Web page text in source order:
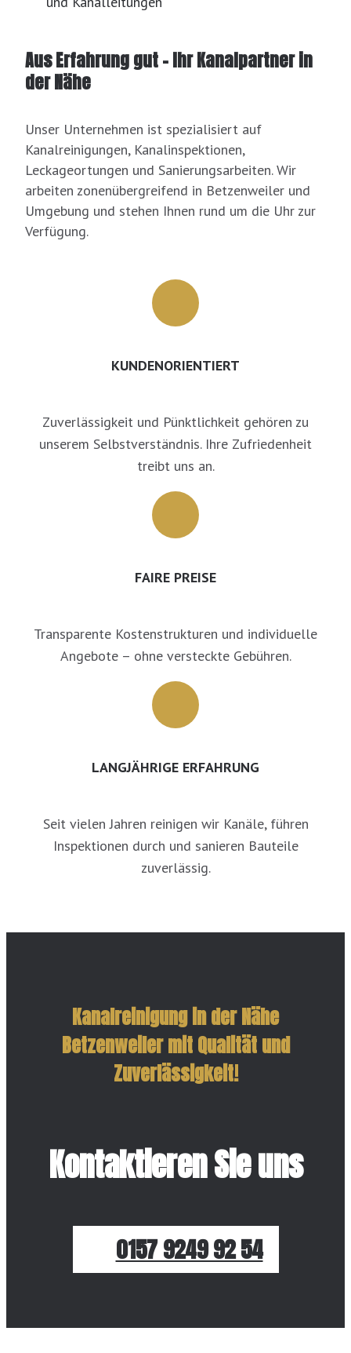
Aus Erfahrung gut – Ihr Kanalpartner in
der Nähe
Unser Unternehmen ist spezialisiert auf
Kanalreinigungen, Kanalinspektionen,
Leckageortungen und Sanierungsarbeiten. Wir
arbeiten zonenübergreifend in Betzenweiler und
Umgebung und stehen Ihnen rund um die Uhr zur
Verfügung.
KUNDENORIENTIERT
Zuverlässigkeit und Pünktlichkeit gehören zu
unserem Selbstverständnis. Ihre Zufriedenheit
treibt uns an.
FAIRE PREISE
Transparente Kostenstrukturen und individuelle
Angebote – ohne versteckte Gebühren.
LANGJÄHRIGE ERFAHRUNG
Seit vielen Jahren reinigen wir Kanäle, führen
Inspektionen durch und sanieren Bauteile
zuverlässig.
Kanalreinigung in der Nähe
Betzenweiler mit Qualität und
Zuverlässigkeit!
Kontaktieren Sie uns
0157 9249 92 54